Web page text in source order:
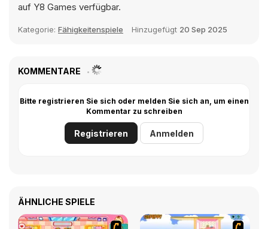
auf Y8 Games verfügbar.
Kategorie: Fähigkeitenspiele Hinzugefügt 20 Sep 2025
KOMMENTARE
Bitte registrieren Sie sich oder melden Sie sich an, um einen
Kommentar zu schreiben
Registrieren Anmelden
ÄHNLICHE SPIELE